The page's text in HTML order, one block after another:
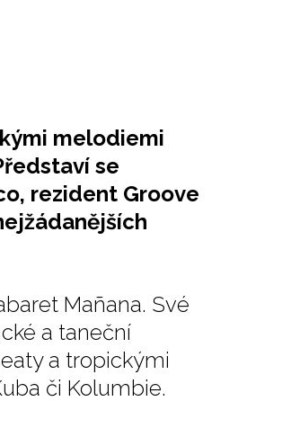
melodiemi
se
rezident Groove
Mañana. Své
a taneční
a tropickými
či Kolumbie.